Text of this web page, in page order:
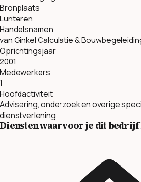
Bronplaats
Lunteren
Handelsnamen
van Ginkel Calculatie &
Oprichtingsjaar
2001
Medewerkers
1
Hoofdactiviteit
Advisering, onderzoek en overige
dienstverlening
Diensten waarvoor je dit bedrijf